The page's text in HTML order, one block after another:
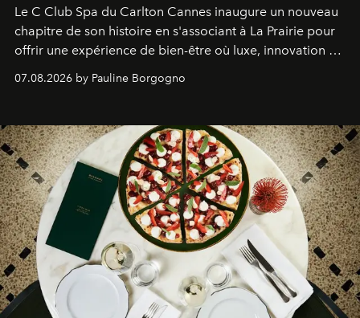
Le C Club Spa du Carlton Cannes inaugure un nouveau
chapitre de son histoire en s'associant à La Prairie pour
offrir une expérience de bien-être où luxe, innovation et
expertise se rencontrent.
07.08.2026 by Pauline Borgogno